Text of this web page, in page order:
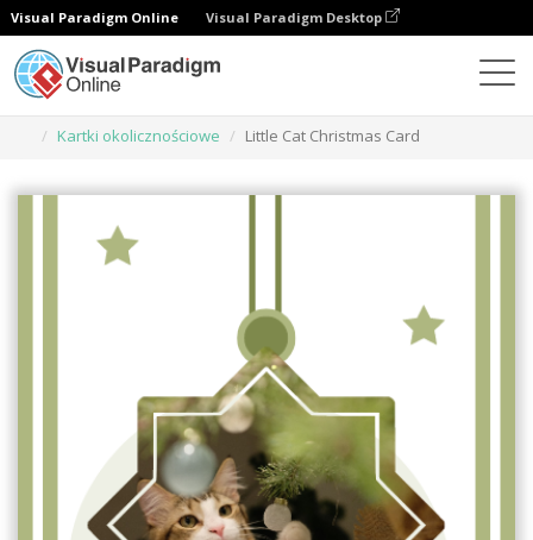
Visual Paradigm Online Visual Paradigm Desktop
Kartki okolicznościowe
Little Cat Christmas Card